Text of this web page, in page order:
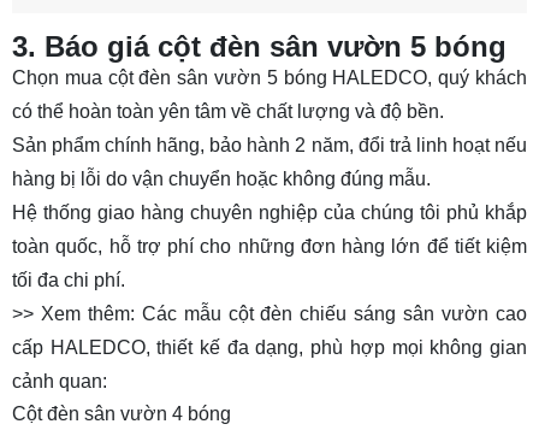
3. Báo giá cột đèn sân vườn 5 bóng
Chọn mua cột đèn sân vườn 5 bóng HALEDCO, quý khách
có thể hoàn toàn yên tâm về chất lượng và độ bền.
Sản phẩm chính hãng, bảo hành 2 năm, đổi trả linh hoạt nếu
hàng bị lỗi do vận chuyển hoặc không đúng mẫu.
Hệ thống giao hàng chuyên nghiệp của chúng tôi phủ khắp
toàn quốc, hỗ trợ phí cho những đơn hàng lớn để tiết kiệm
tối đa chi phí.
>> Xem thêm: Các mẫu cột đèn chiếu sáng sân vườn cao
cấp HALEDCO, thiết kế đa dạng, phù hợp mọi không gian
cảnh quan:
Cột đèn sân vườn 4 bóng